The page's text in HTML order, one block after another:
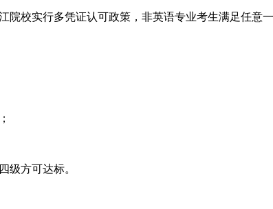
校实行多凭证认可政策，非英语专业考生满足任意一
级方可达标。